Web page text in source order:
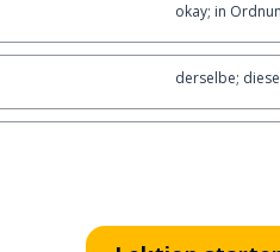
okay; in
derselbe;